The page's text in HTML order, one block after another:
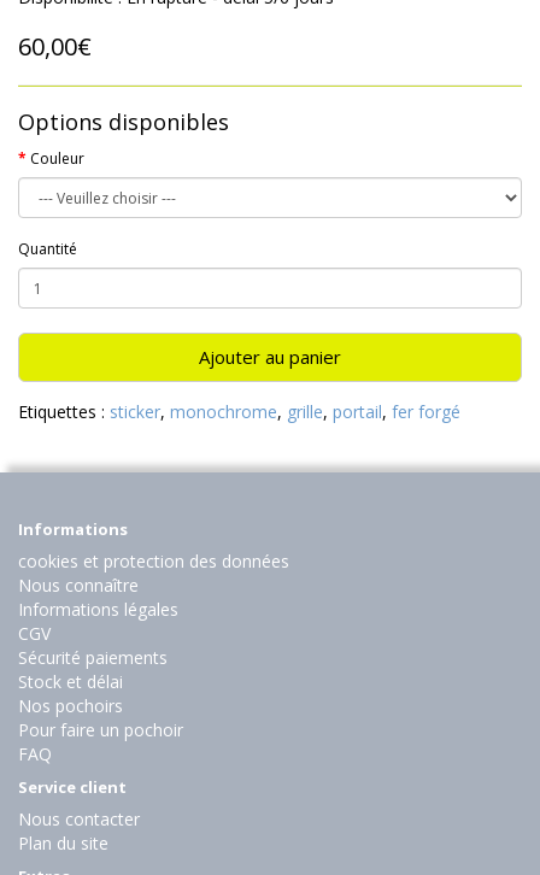
60,00€
Options disponibles
Couleur
Quantité
Ajouter au panier
Etiquettes : sticker, monochrome, grille, portail, fer forgé
Informations
cookies et protection des données
Nous connaître
Informations légales
CGV
Sécurité paiements
Stock et délai
Nos pochoirs
Pour faire un pochoir
FAQ
Service client
Nous contacter
Plan du site